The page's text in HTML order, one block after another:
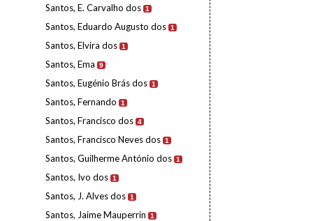
Santos, E. Carvalho dos 1
Santos, Eduardo Augusto dos 1
Santos, Elvira dos 1
Santos, Ema 9
Santos, Eugénio Brás dos 1
Santos, Fernando 1
Santos, Francisco dos 4
Santos, Francisco Neves dos 1
Santos, Guilherme António dos 1
Santos, Ivo dos 1
Santos, J. Alves dos 1
Santos, Jaime Mauperrin 1